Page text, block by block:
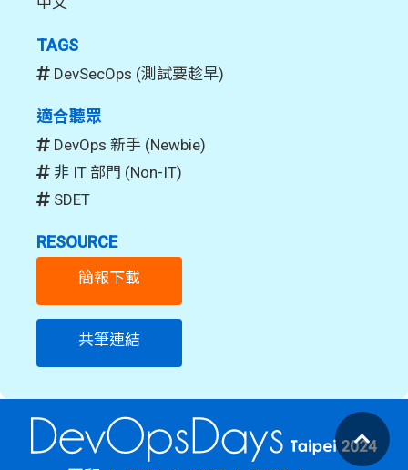
TAGS
DevSecOps (測試要趁早)
適合聽眾
DevOps 新手 (Newbie)
非 IT 部門 (Non-IT)
SDET
RESOURCE
簡報下載
共筆連結